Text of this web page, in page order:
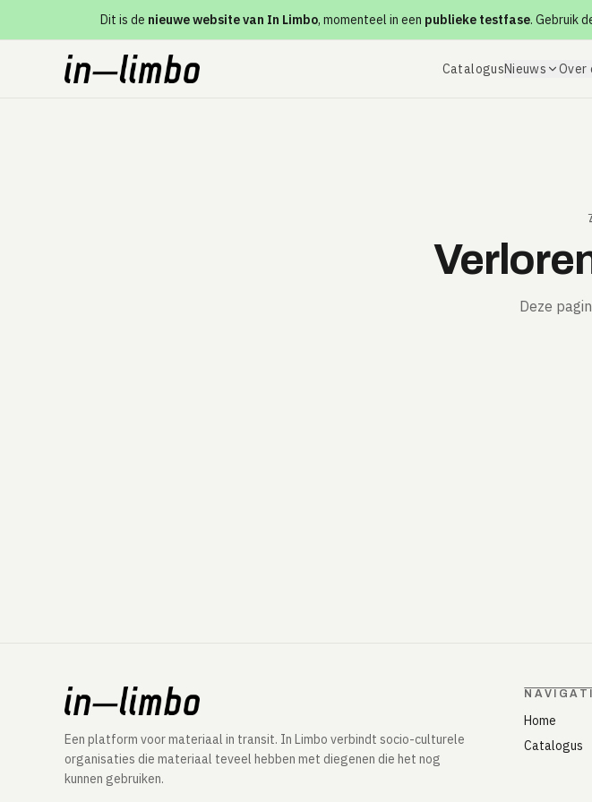
Dit is de nieuwe website van In Limbo, momenteel in een publieke testfase. Gebruik
CatalogusNieuws Over
Deze
Een platform voor materiaal in transit. In Limbo verbindt socio-culturele
organisaties die materiaal teveel hebben met diegenen die het nog
kunnen gebruiken.
Home
Catalogus